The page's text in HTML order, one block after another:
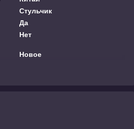
Стульчик
Да
Нет
Новое